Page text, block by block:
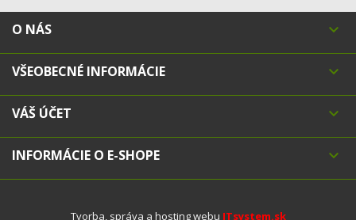
O NÁS 
VŠEOBECNÉ INFORMÁCIE 
VÁŠ ÚČET 
INFORMÁCIE O E-SHOPE 
Tvorba, správa a hosting webu ITsystem.sk